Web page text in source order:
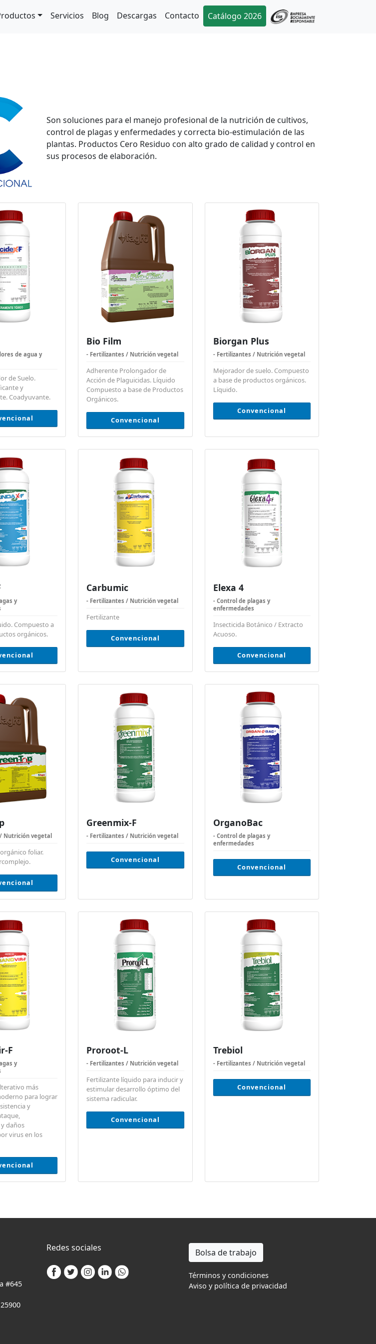
Servicios Blog Descargas Contacto Catálogo 2026
Son soluciones para el manejo profesional de la nutrición de cultivos,
control de plagas y enfermedades y correcta bio-estimulación de las
plantas. Productos Cero Residuo con alto grado de calidad y control en
sus procesos de elaboración.
de agua y
de Suelo.
y
Coadyuvante.
Bio Film
- Fertilizantes / Nutrición vegetal
Adherente Prolongador de
Acción de Plaguicidas. Líquido
Compuesto a base de Productos
Orgánicos.
Convencional
Biorgan Plus
- Fertilizantes / Nutrición vegetal
Mejorador de suelo. Compuesto
a base de productos orgánicos.
Líquido.
Convencional
y
Compuesto a
orgánicos.
Carbumic
- Fertilizantes / Nutrición vegetal
Fertilizante
Convencional
Elexa 4
- Control de plagas y
enfermedades
Insecticida Botánico / Extracto
Acuoso.
Convencional
Nutrición vegetal
foliar.
Greenmix-F
- Fertilizantes / Nutrición vegetal
Convencional
OrganoBac
- Control de plagas y
enfermedades
Convencional
F
y
más
para lograr
y
daños
virus en los
Proroot-L
- Fertilizantes / Nutrición vegetal
Fertilizante líquido para inducir y
estimular desarrollo óptimo del
sistema radicular.
Convencional
Trebiol
- Fertilizantes / Nutrición vegetal
Convencional
#645
Redes sociales Bolsa de trabajo
Términos y condiciones
Aviso y política de privacidad